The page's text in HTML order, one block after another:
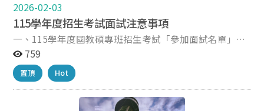
填寫「國立政治大學114 學年度錄取生報到驗證切結
書」。 (3) 畢業證書影本切結書一份：下載完成填寫並印
出。(繳交正本免付) (4) 兩吋大頭照電子檔：照片為製作
學生證使用(建議100kb以上)，以e-mail寄送至
ctma@nccu.edu.tw (信件標題、檔名請設為：OOO大頭
照) (5) 新生基本資料表：新生資料表內容如有錯誤請以紅
筆更正後簽名。(將於4月15日前以電子郵件寄至正取生信
2026-02-03
115學年度招生考試面試注意事項
一、115學年度國教碩專班招生考試「參加面試名單」共
計32名，名單榜示於下方附件。面試時間時程表於 2/3 下
午 17：00 發信各考生，敬請留意信箱。 二、參加面試
者，請攜帶有照片之有效證件進行報到。 三、本班專班面
試資訊及相關注意事項，請詳各附件。 四、若有疑問，請
於上班時間（09:00~12:00；13:30~17:00）洽本班
759
置頂 Hot